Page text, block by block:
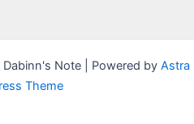
Note | Powered by Astra
Theme